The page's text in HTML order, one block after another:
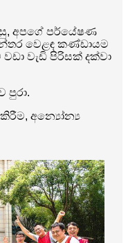
අපගේ පර්යේෂණ
වෙළඳ කණ්ඩායම
වැඩි පිරිසක් දක්වා
පුරා.
අන්‍යෝන්‍ය